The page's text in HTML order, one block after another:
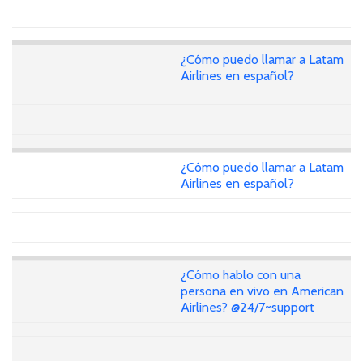
¿Cómo puedo llamar a Latam
Airlines en español?
¿Cómo puedo llamar a Latam
Airlines en español?
¿Cómo hablo con una
persona en vivo en American
Airlines? @24/7~support